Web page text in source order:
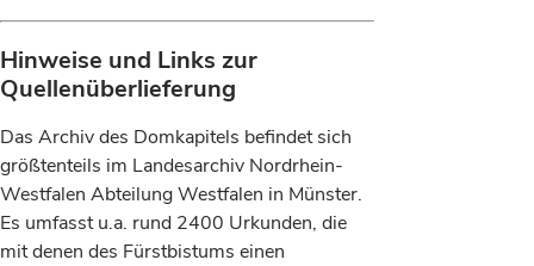
Hinweise und Links zur
Quellenüberlieferung
Das Archiv des Domkapitels befindet sich
größtenteils im Landesarchiv Nordrhein-
Westfalen Abteilung Westfalen in Münster.
Es umfasst u.a. rund 2400 Urkunden, die
mit denen des Fürstbistums einen